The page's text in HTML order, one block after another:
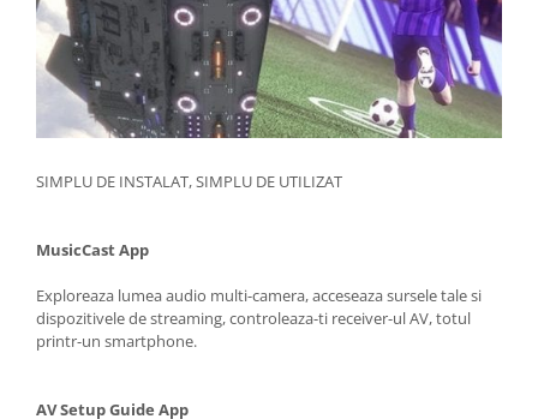
SIMPLU DE INSTALAT, SIMPLU DE UTILIZAT
MusicCast App
Exploreaza lumea audio multi-camera, acceseaza sursele tale si
dispozitivele de streaming, controleaza-ti receiver-ul AV, totul
printr-un smartphone.
AV Setup Guide App